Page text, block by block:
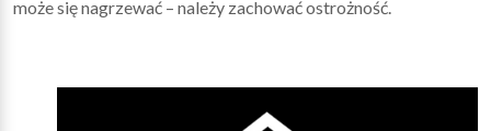
może się nagrzewać – należy zachować ostrożność.